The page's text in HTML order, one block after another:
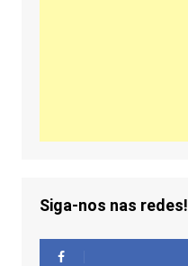
Siga-nos nas redes!